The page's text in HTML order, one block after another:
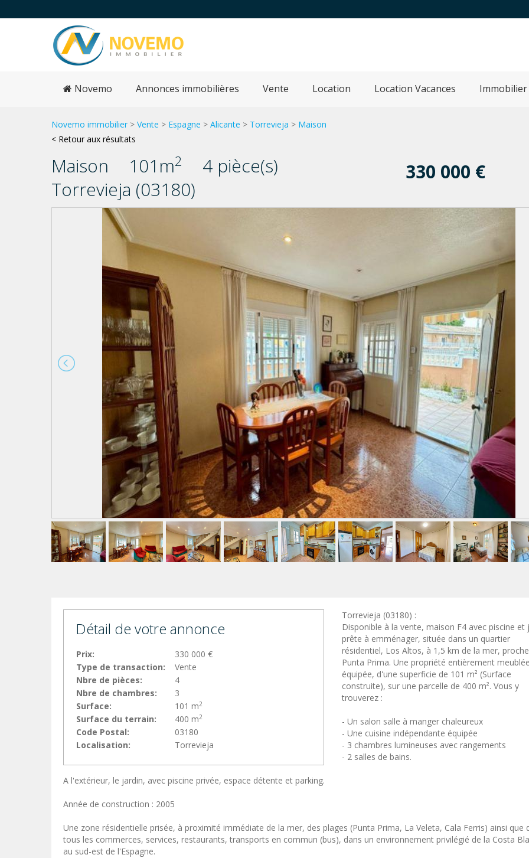
Novemo Annonces immobilières Vente Location Location Vacances Immobilier
Novemo immobilier > Vente > Espagne > Alicante > Torrevieja > Maison
< Retour aux résultats
Maison 101m2
4 pièce(s)
Torrevieja (03180)
330 000 €
Détail de votre annonce
Prix:
330 000 €
Type de transaction:
Vente
Nbre de pièces:
4
Nbre de chambres:
3
Surface:
101 m2
Surface du terrain: 400 m2
Code Postal:
03180
Localisation:
Torrevieja
Torrevieja (03180) :
Disponible à la vente, maison F4 avec piscine et
prête à emménager, située dans un quartier
résidentiel, Los Altos, à 1,5 km de la mer,
Punta Prima. Une propriété entièrement
équipée, d'une superficie de 101 m² (Surface
construite), sur une parcelle de 400 m². Vous y
trouverez :
- Un salon salle à manger chaleureux
- Une cuisine indépendante équipée
- 3 chambres lumineuses avec rangements
- 2 salles de bains.
A l'extérieur, le jardin, avec piscine privée, espace détente et parking.
Année de construction : 2005
Une zone résidentielle prisée, à proximité immédiate de la mer, des plages (Punta Prima, La Veleta, Cala Ferris) ainsi que
tous les commerces, services, restaurants, transports en commun (bus), dans un environnement privilégié de la Costa
au sud-est de l'Espagne.